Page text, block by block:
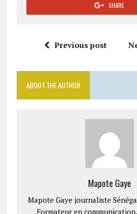
SHARE
Previous post
ABOUT THE AUTHOR
Mapote Gaye
Mapote Gaye journaliste
Formateur en